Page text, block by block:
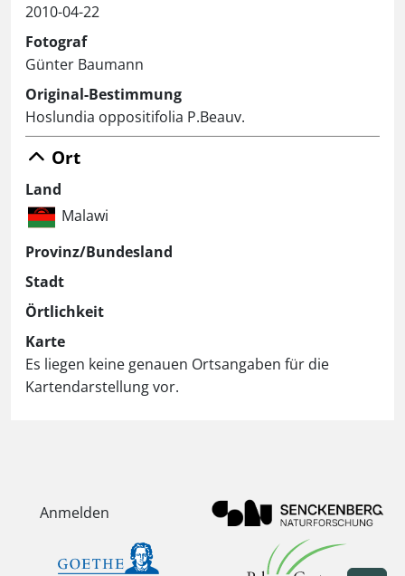
2010-04-22
Fotograf
Günter Baumann
Original-Bestimmung
Hoslundia oppositifolia P.Beauv.
Ort
Land
Malawi
Provinz/Bundesland
Stadt
Örtlichkeit
Karte
Es liegen keine genauen Ortsangaben für die
Kartendarstellung vor.
Anmelden